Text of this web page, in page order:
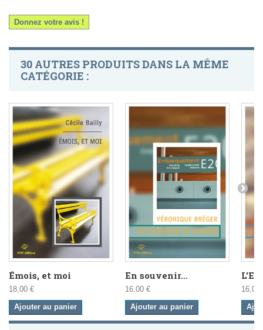
Donnez votre avis !
30 AUTRES PRODUITS DANS LA MÊME
CATÉGORIE :
Émois, et moi
18,00 €
Ajouter au panier
En souvenir...
16,00 €
Ajouter au panier
16,00